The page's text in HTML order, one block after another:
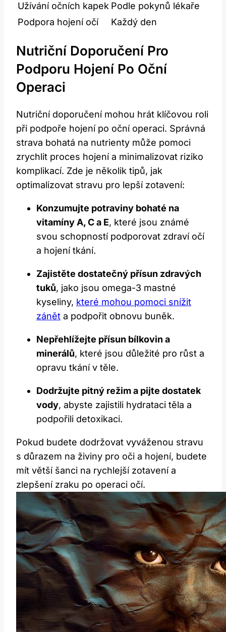
Užívání očních‍ kapek Podle pokynů lékaře
Podpora hojení očí
Každý ‌den
Nutriční Doporučení Pro
Podporu Hojení Po Oční
Operaci
Nutriční doporučení mohou hrát klíčovou roli
při podpoře hojení po oční operaci. Správná
strava‍ bohatá na ‌nutrienty může pomoci ​
zrychlit ‍proces hojení a minimalizovat riziko
komplikací. Zde je několik tipů, jak
optimalizovat stravu pro​ lepší zotavení:
Konzumujte‍ potraviny bohaté ⁣na
vitamíny​ A, C a E, které jsou známé
svou schopností podporovat zdraví očí
a hojení tkání.
Zajistěte dostatečný přísun zdravých
tuků, jako jsou omega-3 ​mastné
kyseliny,‌ které mohou pomoci snížit
zánět a podpořit obnovu buněk.
Nepřehlížejte přísun bílkovin a
minerálů, které jsou důležité pro růst a‌
opravu ⁤tkání v těle.
Dodržujte ⁢pitný režim ⁣a pijte dostatek
vody, abyste zajistili hydrataci těla a‌
podpořili detoxikaci.
Pokud budete dodržovat vyváženou stravu
s důrazem na živiny ‍pro oči a hojení, budete
mít větší šanci na rychlejší zotavení a
zlepšení zraku po operaci očí.